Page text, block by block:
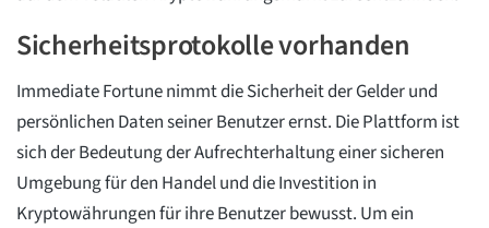
Sicherheitsprotokolle vorhanden
Immediate Fortune nimmt die Sicherheit der Gelder und
persönlichen Daten seiner Benutzer ernst. Die Plattform ist
sich der Bedeutung der Aufrechterhaltung einer sicheren
Umgebung für den Handel und die Investition in
Kryptowährungen für ihre Benutzer bewusst. Um ein